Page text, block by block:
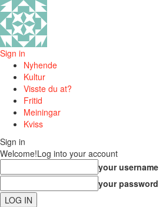
Sign in
Nyhende
Kultur
Visste du at?
Fritid
Meiningar
Kviss
Sign in
Welcome!Log into your account
your username
your password